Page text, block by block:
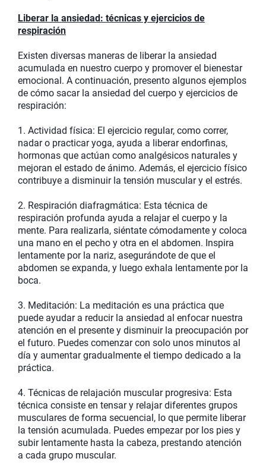
Liberar la ansiedad: técnicas y ejercicios de
respiración
Existen diversas maneras de liberar la ansiedad
acumulada en nuestro cuerpo y promover el bienestar
emocional. A continuación, presento algunos ejemplos
de cómo sacar la ansiedad del cuerpo y ejercicios de
respiración:
1. Actividad física: El ejercicio regular, como correr,
nadar o practicar yoga, ayuda a liberar endorfinas,
hormonas que actúan como analgésicos naturales y
mejoran el estado de ánimo. Además, el ejercicio físico
contribuye a disminuir la tensión muscular y el estrés.
2. Respiración diafragmática: Esta técnica de
respiración profunda ayuda a relajar el cuerpo y la
mente. Para realizarla, siéntate cómodamente y coloca
una mano en el pecho y otra en el abdomen. Inspira
lentamente por la nariz, asegurándote de que el
abdomen se expanda, y luego exhala lentamente por la
boca.
3. Meditación: La meditación es una práctica que
puede ayudar a reducir la ansiedad al enfocar nuestra
atención en el presente y disminuir la preocupación por
el futuro. Puedes comenzar con solo unos minutos al
día y aumentar gradualmente el tiempo dedicado a la
práctica.
4. Técnicas de relajación muscular progresiva: Esta
técnica consiste en tensar y relajar diferentes grupos
musculares de forma secuencial, lo que permite liberar
la tensión acumulada. Puedes empezar por los pies y
subir lentamente hasta la cabeza, prestando atención
a cada grupo muscular.